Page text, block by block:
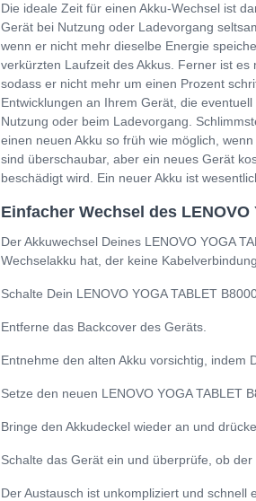
Die ideale Zeit für einen Akku-Wechsel ist
Gerät bei Nutzung oder Ladevorgang
wenn er nicht mehr dieselbe Energie
verkürzten Laufzeit des Akkus. Ferner ist
sodass er nicht mehr um einen Prozent
Entwicklungen an Ihrem Gerät, die
Nutzung oder beim Ladevorgang.
einen neuen Akku so früh wie möglich,
sind überschaubar, aber ein neues Gerät
beschädigt wird. Ein neuer Akku ist
Einfacher Wechsel des LENOVO
Der Akkuwechsel Deines LENOVO YOGA
Wechselakku hat, der keine
Schalte Dein LENOVO YOGA TABLET
Entferne das Backcover des Geräts.
Entnehme den alten Akku vorsichtig, indem
Setze den neuen LENOVO YOGA TABLET
Bringe den Akkudeckel wieder an und
Schalte das Gerät ein und überprüfe, ob
Der Austausch ist unkompliziert und schnell